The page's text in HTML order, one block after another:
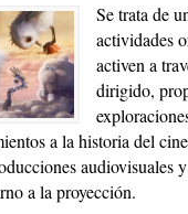
Se trata de
actividades
activen a
dirigido,
a la historia del
audiovisuales
a la proyección.